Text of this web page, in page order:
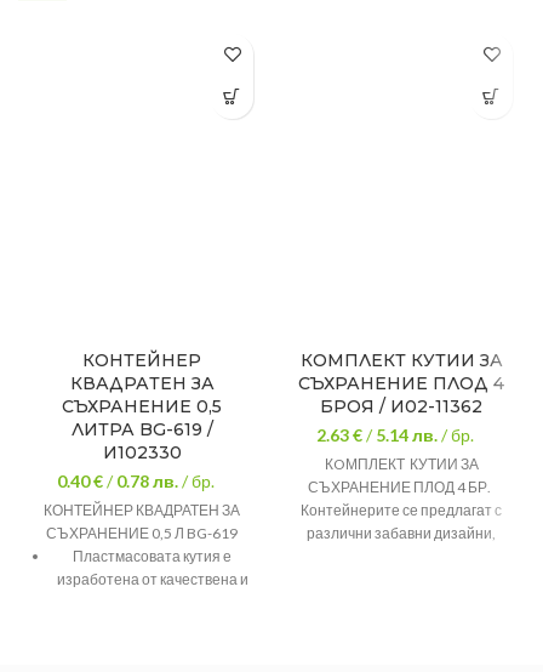
КОНТЕЙНЕР
КВАДРАТЕН ЗА
СЪХРАНЕНИЕ 0,5
ЛИТРА BG-619 /
И102330
0.40 €/0.78лв./ бр.
КОНТЕЙНЕР КВАДРАТЕН ЗА
СЪХРАНЕНИЕ 0,5 Л BG-619
Пластмасовата кутия е
изработена от качествена и
КОМПЛЕКТ КУТИИ ЗА
СЪХРАНЕНИЕ ПЛОД 4
БРОЯ / И02-11362
2.63 €/5.14лв./ бр.
КOМПЛЕКТ КУТИИ ЗА
СЪХРАНЕНИЕ ПЛОД 4 БР.
Контейнерите се предлагат с
различни забавни дизайни,